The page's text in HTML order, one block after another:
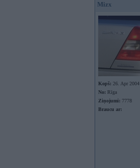
Mizx
Kopš: 26. Apr 2004
No: Rīga
Ziņojumi: 7778
Braucu ar: